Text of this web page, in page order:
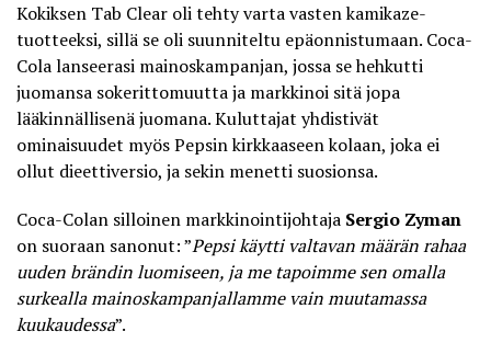
Kokiksen Tab Clear oli tehty varta vasten kamikaze-
tuotteeksi, sillä se oli suunniteltu epäonnistumaan. Coca-
Cola lanseerasi mainoskampanjan, jossa se hehkutti
juomansa sokerittomuutta ja markkinoi sitä jopa
lääkinnällisenä juomana. Kuluttajat yhdistivät
ominaisuudet myös Pepsin kirkkaaseen kolaan, joka ei
ollut dieettiversio, ja sekin menetti suosionsa.
Coca-Colan silloinen markkinointijohtaja Sergio Zyman
on suoraan sanonut: ”Pepsi käytti valtavan määrän rahaa
uuden brändin luomiseen, ja me tapoimme sen omalla
surkealla mainoskampanjallamme vain muutamassa
kuukaudessa”.